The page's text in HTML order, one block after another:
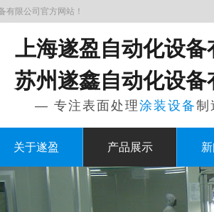
有限公司官方网站！
上海遂盈自动化设备
苏州遂鑫自动化设备
— 专注表面处理涂装设备
关于遂盈 产品展示